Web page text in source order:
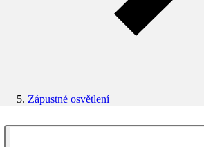
Zápustné osvětlení